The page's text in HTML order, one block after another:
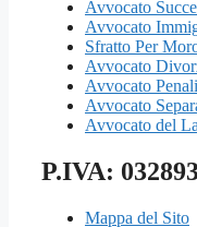
Avvocato
Avvocato
Sfratto Per
Avvocato
Avvocato
Avvocato
Avvocato del
P.IVA:
Mappa del Sito